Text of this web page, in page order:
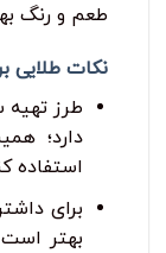
طعم و رنگ
نکات طلایی
طرز
دارد؛
استفاده
برای
بهتر است